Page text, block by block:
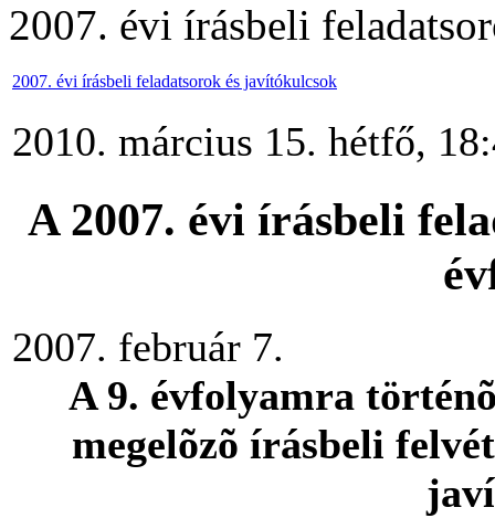
2007. évi írásbeli
2007. évi írásbeli feladatsorok és javítókulcsok
2010. március 15. hétfő,
A 2007. évi írásbeli
2007. február 7.
A 9. évfolyamra
megelõzõ írásbeli